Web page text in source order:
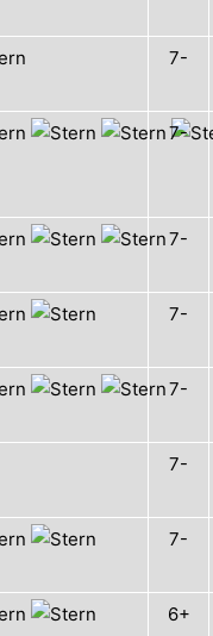
7-
7-
7-
7-
7-
7-
7-
6+